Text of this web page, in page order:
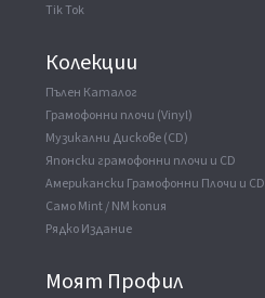
Tik Tok
Колекции
Пълен Каталог
Грамофонни плочи (Vinyl)
Музикални Дискове (CD)
Японски грамофонни плочи и CD
Американски Грамофонни Плочи и CD
Само Mint / NM копия
Рядко Издание
Моят Профил